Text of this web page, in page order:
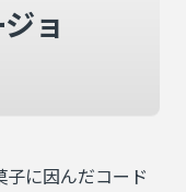
ョ
に因んだコード